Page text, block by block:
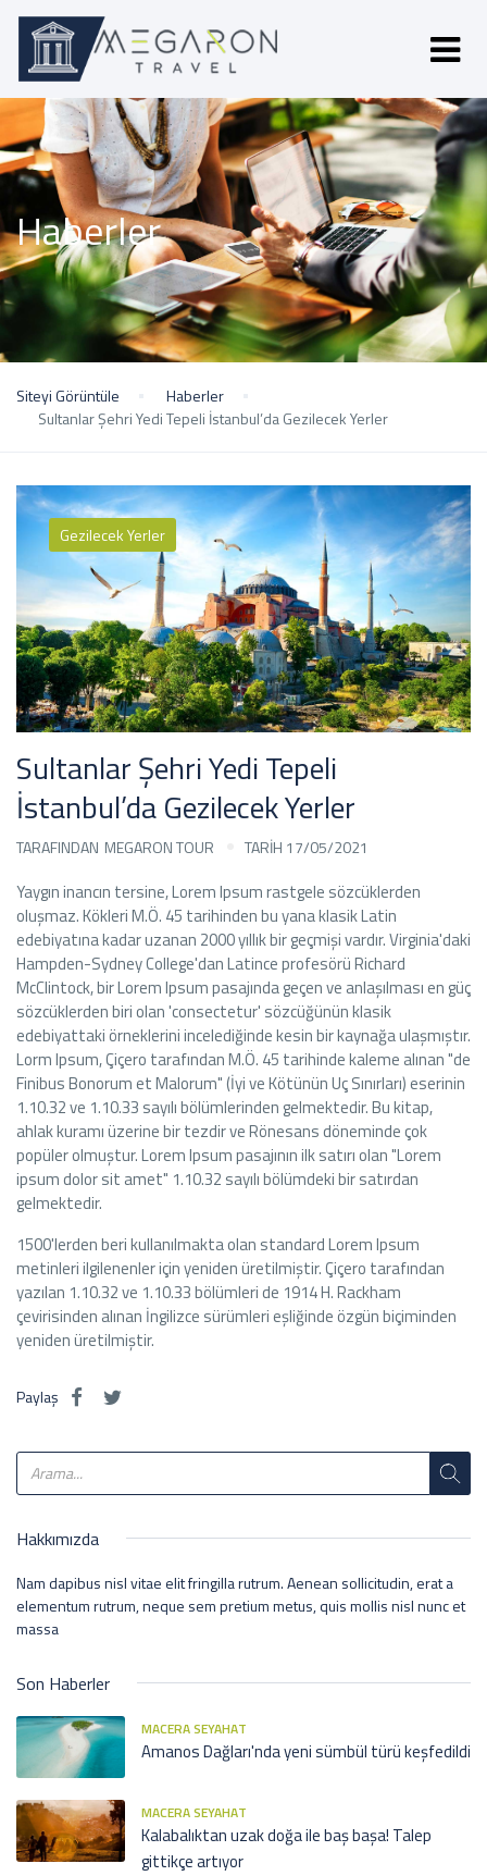
Haberler
Siteyi Görüntüle
Haberler
Sultanlar Şehri Yedi Tepeli İstanbul’da Gezilecek Yerler
Gezilecek Yerler
Sultanlar Şehri Yedi Tepeli
İstanbul’da Gezilecek Yerler
TARAFINDAN MEGARON TOUR TARİH 17/05/2021
Yaygın inancın tersine, Lorem Ipsum rastgele sözcüklerden
oluşmaz. Kökleri M.Ö. 45 tarihinden bu yana klasik Latin
edebiyatına kadar uzanan 2000 yıllık bir geçmişi vardır. Virginia'daki
Hampden-Sydney College'dan Latince profesörü Richard
McClintock, bir Lorem Ipsum pasajında geçen ve anlaşılması en güç
sözcüklerden biri olan 'consectetur' sözcüğünün klasik
edebiyattaki örneklerini incelediğinde kesin bir kaynağa ulaşmıştır.
Lorm Ipsum, Çiçero tarafından M.Ö. 45 tarihinde kaleme alınan "de
Finibus Bonorum et Malorum" (İyi ve Kötünün Uç Sınırları) eserinin
1.10.32 ve 1.10.33 sayılı bölümlerinden gelmektedir. Bu kitap,
ahlak kuramı üzerine bir tezdir ve Rönesans döneminde çok
popüler olmuştur. Lorem Ipsum pasajının ilk satırı olan "Lorem
ipsum dolor sit amet" 1.10.32 sayılı bölümdeki bir satırdan
gelmektedir.
1500'lerden beri kullanılmakta olan standard Lorem Ipsum
metinleri ilgilenenler için yeniden üretilmiştir. Çiçero tarafından
yazılan 1.10.32 ve 1.10.33 bölümleri de 1914 H. Rackham
çevirisinden alınan İngilizce sürümleri eşliğinde özgün biçiminden
yeniden üretilmiştir.
Paylaş
Hakkımızda
Nam dapibus nisl vitae elit fringilla rutrum. Aenean sollicitudin, erat a
elementum rutrum, neque sem pretium metus, quis mollis nisl nunc et
massa
Son Haberler
MACERA SEYAHAT
Amanos Dağları'nda yeni sümbül türü keşfedildi
MACERA SEYAHAT
Kalabalıktan uzak doğa ile baş başa! Talep
gittikçe artıyor